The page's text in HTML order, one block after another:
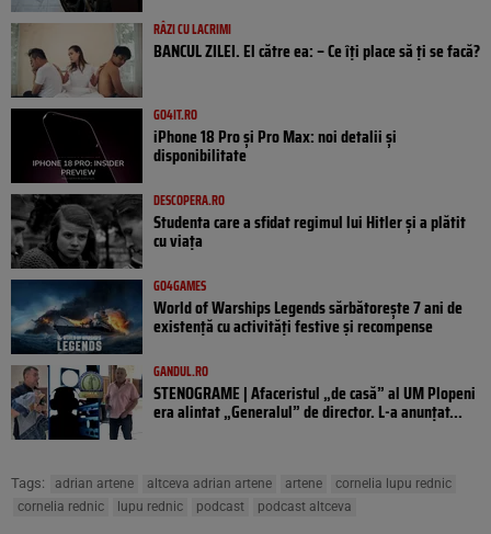
RÂZI CU LACRIMI
BANCUL ZILEI. El către ea: – Ce îți place să ți se facă?
GO4IT.RO
iPhone 18 Pro și Pro Max: noi detalii și
disponibilitate
DESCOPERA.RO
Studenta care a sfidat regimul lui Hitler și a plătit
cu viața
GO4GAMES
World of Warships Legends sărbătorește 7 ani de
existență cu activități festive și recompense
GANDUL.RO
STENOGRAME | Afaceristul „de casă” al UM Plopeni
era alintat „Generalul” de director. L-a anunțat...
Tags: adrian artene altceva adrian artene artene
cornelia lupu rednic
cornelia rednic
lupu rednic podcast podcast altceva